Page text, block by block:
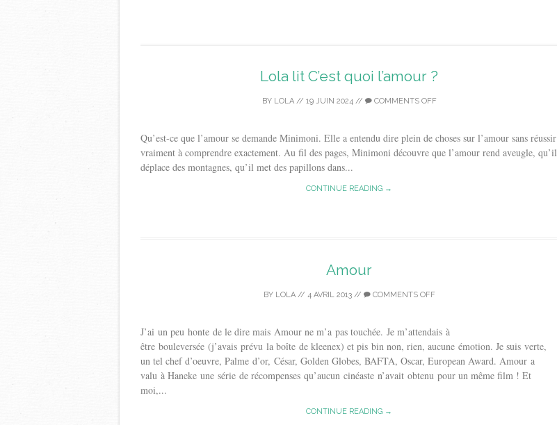
Lola lit C’est quoi l’amour ?
BY LOLA// 19 JUIN 2024// COMMENTS OFF
Qu’est-ce que l’amour se demande Minimoni. Elle a entendu dire plein de choses sur l’amour sans réussir
vraiment à comprendre exactement. Au fil des pages, Minimoni découvre que l’amour rend aveugle, qu’il
déplace des montagnes, qu’il met des papillons dans...
CONTINUE READING →
Amour
BY LOLA// 4 AVRIL 2013// COMMENTS OFF
J’ai un peu honte de le dire mais Amour ne m’a pas touchée. Je m’attendais à
être bouleversée (j’avais prévu la boîte de kleenex) et pis bin non, rien, aucune émotion. Je suis verte,
un tel chef d’oeuvre, Palme d’or, César, Golden Globes, BAFTA, Oscar, European Award. Amour a
valu à Haneke une série de récompenses qu’aucun cinéaste n’avait obtenu pour un même film ! Et
moi,...
CONTINUE READING →